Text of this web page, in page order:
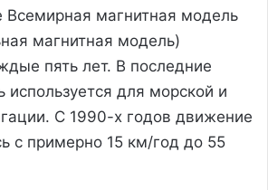
Всемирная магнитная модель
магнитная модель)
пять лет. В последние
используется для морской и
С 1990-х годов движение
с примерно 15 км/год до 55